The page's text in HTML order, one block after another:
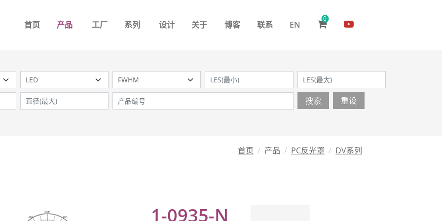
首页 产品 工厂 系列 设计 关于 博客 联系 EN
0
搜索 重设
首页 产品 PC反光罩 DV系列
1-0935-N